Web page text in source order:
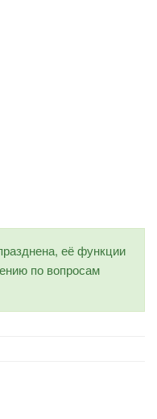
её функции
по вопросам